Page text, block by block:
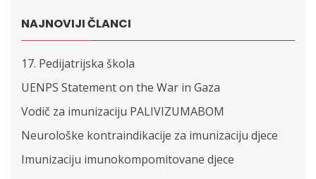
NAJNOVIJI ČLANCI
17. Pedijatrijska škola
UENPS Statement on the War in Gaza
Vodič za imunizaciju PALIVIZUMABOM
Neurološke kontraindikacije za imunizaciju djece
Imunizaciju imunokompomitovane djece